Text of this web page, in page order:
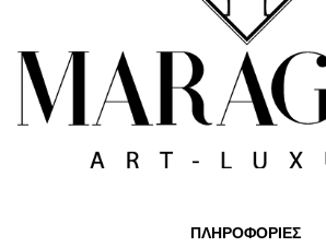
ΠΛΗΡΟΦΟΡΙΕΣ